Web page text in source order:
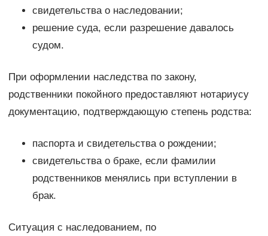
свидетельства о наследовании;
решение суда, если разрешение давалось
судом.
При оформлении наследства по закону,
родственники покойного предоставляют нотариусу
документацию, подтверждающую степень родства:
паспорта и свидетельства о рождении;
свидетельства о браке, если фамилии
родственников менялись при вступлении в
брак.
Ситуация с наследованием, по